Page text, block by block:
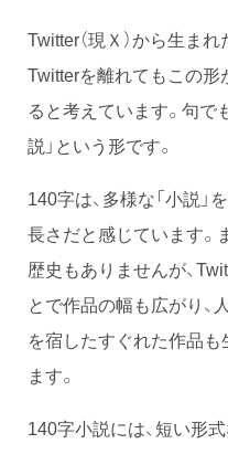
Twitter（現Ｘ）から生ま
Twitterを離れてもこの
ると考えています。句で
説」という形です。
140字は、多様な「小説
長さだと感じています。
歴史もありませんが、
とで作品の幅も広がり、
を宿したすぐれた作品
ます。
140字小説には、短い形